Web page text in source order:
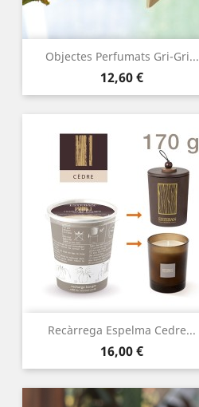
Objectes Perfumats Gri-Gri...
Preu
12,60 €
Recàrrega Espelma Cedre...
Preu
16,00 €